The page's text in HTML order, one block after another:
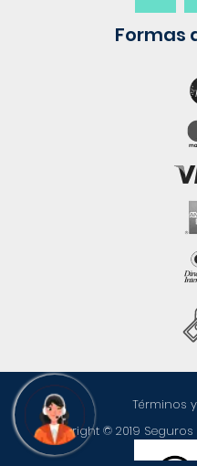
Formas
Términos
Copyright © 2019 Seguros